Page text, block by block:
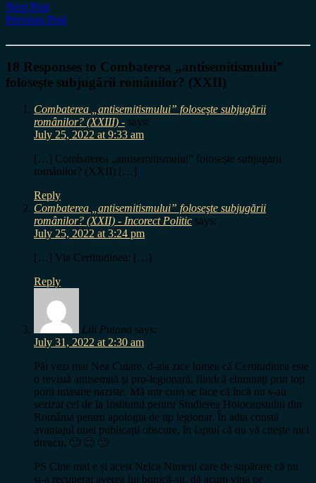
Next Post
Previous Post
18 Responses to Combaterea „antisemitismului”
foloseşte subjugării românilor? (XXII)
Combaterea „antisemitismului” foloseşte subjugării
românilor? (XXIII) - says:
July 25, 2022 at 9:33 am
[…] Combaterea „antisemitismului” folosește subjugării
românilor? (XXII) […]
Reply
Combaterea „antisemitismului” foloseşte subjugării
românilor? (XXII) - Incorect Politic says:
July 25, 2022 at 3:24 pm
[…] Via Certitudinea: […]
Reply
Lili Putana says:
July 31, 2022 at 2:30 am
Păi vezi mai Nea Cutare, d-aia zice lumea că Certitudinea este
o revistă antisemită și pro-legionară, fiindcă eliminați prin toți
porii miasme naziste. Mă mir cum se face că încă nu s-au
sezizat cei de la Institutul pentru Studierea Holocaustului din
România pentru apologia de tip legionar. În adta constă
avantajul unei publicații obscure, în faptul că nu vă citește nici
dreacu. 🙂 🙂 🙂
PS Cine mai e și acest Neica Nimeni care de supărare că nu
și-a recuperat averea lui bunică-su, dă acum vina pe